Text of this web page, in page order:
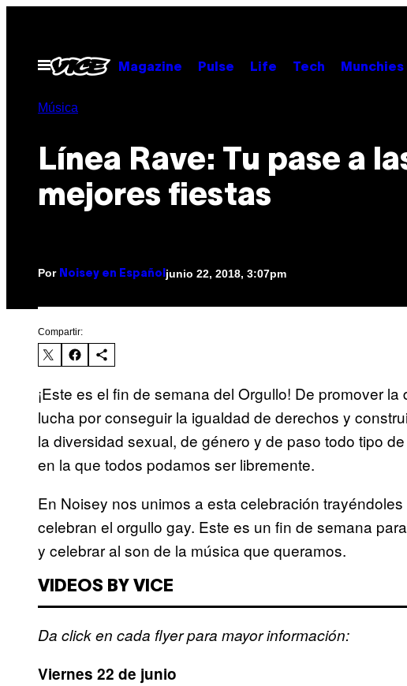
contenido
Abrir
Menú
Magazine Pulse Life Tech Munchies
Música
Línea Rave: Tu pase a
mejores fiestas
Por Noisey en Español junio 22, 2018, 3:07pm
Compartir:
¡Este es el fin de semana del Orgullo! De promover
lucha por conseguir la igualdad de derechos y
la diversidad sexual, de género y de paso todo tipo
en la que todos podamos ser libremente.
En Noisey nos unimos a esta celebración
celebran el orgullo gay. Este es un fin de semana
y celebrar al son de la música que queramos.
VIDEOS BY VICE
Da click en cada flyer para mayor información:
Viernes 22 de junio